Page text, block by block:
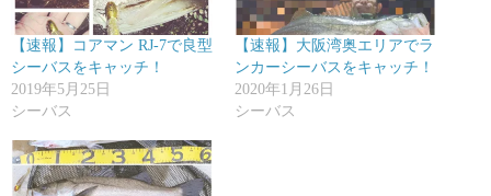
【速報】コアマン RJ-7で良型
シーバスをキャッチ！
2019年5月25日
シーバス
【速報】大阪湾奥エリアでラ
ンカーシーバスをキャッチ！
2020年1月26日
シーバス